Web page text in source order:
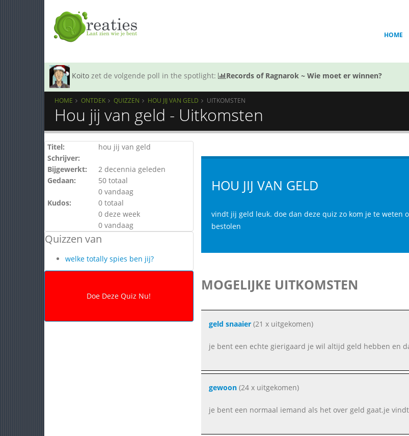
HOME
Koito zet de volgende poll in the spotlight: Records of Ragnarok ~ Wie moet er winnen?
HOME ONTDEK QUIZZEN HOU JIJ VAN GELD UITKOMSTEN
Hou jij van geld - Uitkomsten
Titel:
hou jij van geld
Schrijver:
Bijgewerkt:
2 decennia geleden
Gedaan:
50 totaal
0 vandaag
Kudos:
0 totaal
0 deze week
0 vandaag
Quizzen van
welke totally spies ben jij?
HOU JIJ VAN GELD
vindt jij geld leuk. doe dan deze quiz zo kom je te
bestolen
MOGELIJKE UITKOMSTEN
geld snaaier(21 x uitgekomen)
je bent een echte gierigaard je wil altijd geld hebben en
gewoon(24 x uitgekomen)
je bent een normaal iemand als het over geld gaat.je